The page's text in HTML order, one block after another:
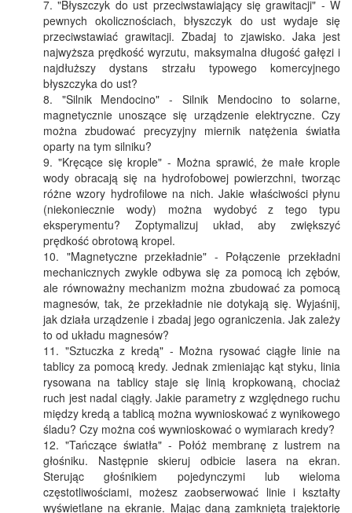
"Błyszczyk do ust przeciwstawiający się grawitacji" - W
pewnych okolicznościach, błyszczyk do ust wydaje się
przeciwstawiać grawitacji. Zbadaj to zjawisko. Jaka jest
najwyższa prędkość wyrzutu, maksymalna długość gałęzi i
najdłuższy dystans strzału typowego komercyjnego
błyszczyka do ust?
"Silnik Mendocino" - Silnik Mendocino to solarne,
magnetycznie unoszące się urządzenie elektryczne. Czy
można zbudować precyzyjny miernik natężenia światła
oparty na tym silniku?
"Kręcące się krople" - Można sprawić, że małe krople
wody obracają się na hydrofobowej powierzchni, tworząc
różne wzory hydrofilowe na nich. Jakie właściwości płynu
(niekoniecznie wody) można wydobyć z tego typu
eksperymentu? Zoptymalizuj układ, aby zwiększyć
prędkość obrotową kropel.
"Magnetyczne przekładnie" - Połączenie przekładni
mechanicznych zwykle odbywa się za pomocą ich zębów,
ale równoważny mechanizm można zbudować za pomocą
magnesów, tak, że przekładnie nie dotykają się. Wyjaśnij,
jak działa urządzenie i zbadaj jego ograniczenia. Jak zależy
to od układu magnesów?
"Sztuczka z kredą" - Można rysować ciągłe linie na
tablicy za pomocą kredy. Jednak zmieniając kąt styku, linia
rysowana na tablicy staje się linią kropkowaną, chociaż
ruch jest nadal ciągły. Jakie parametry z względnego ruchu
między kredą a tablicą można wywnioskować z wynikowego
śladu? Czy można coś wywnioskować o wymiarach kredy?
"Tańczące światła" - Połóż membranę z lustrem na
głośniku. Następnie skieruj odbicie lasera na ekran.
Sterując głośnikiem pojedynczymi lub wieloma
częstotliwościami, możesz zaobserwować linie i kształty
wyświetlane na ekranie. Mając daną zamkniętą trajektorię